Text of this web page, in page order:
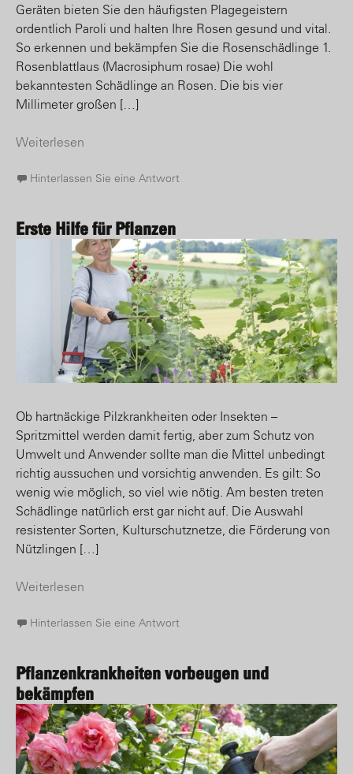
Geräten bieten Sie den häufigsten Plagegeistern
ordentlich Paroli und halten Ihre Rosen gesund und vital.
So erkennen und bekämpfen Sie die Rosenschädlinge 1.
Rosenblattlaus (Macrosiphum rosae) Die wohl
bekanntesten Schädlinge an Rosen. Die bis vier
Millimeter großen […]
Weiterlesen
Hinterlassen Sie eine Antwort
Erste Hilfe für Pflanzen
Ob hartnäckige Pilzkrankheiten oder Insekten –
Spritzmittel werden damit fertig, aber zum Schutz von
Umwelt und Anwender sollte man die Mittel unbedingt
richtig aussuchen und vorsichtig anwenden. Es gilt: So
wenig wie möglich, so viel wie nötig. Am besten treten
Schädlinge natürlich erst gar nicht auf. Die Auswahl
resistenter Sorten, Kulturschutznetze, die Förderung von
Nützlingen […]
Weiterlesen
Hinterlassen Sie eine Antwort
Pflanzenkrankheiten vorbeugen und
bekämpfen